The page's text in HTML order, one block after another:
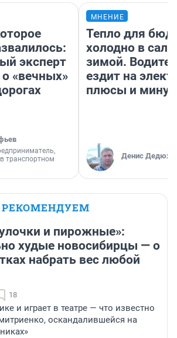
эксперт
«вечных»
транспортном
МНЕНИЕ
Тепло для
холодно в
зимой.
ездит на
плюсы и
Денис
РЕКОМЕНДУЕМ
и пирожные»:
худые новосибирцы — о
набрать вес любой
18
и играет в театре — что известно
оскандалившейся на